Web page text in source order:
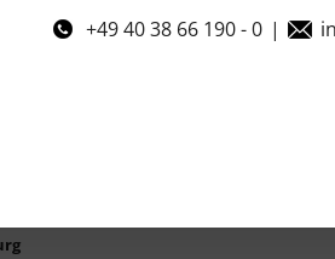
+49 40 38 66 190 - 0 |